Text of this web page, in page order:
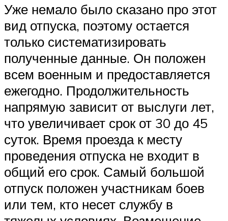
Уже немало было сказано про этот
вид отпуска, поэтому остается
только систематизировать
полученные данные. Он положен
всем военным и предоставляется
ежегодно. Продолжительность
напрямую зависит от выслуги лет,
что увеличивает срок от 30 до 45
суток. Время проезда к месту
проведения отпуска не входит в
общий его срок. Самый большой
отпуск положен участникам боев
или тем, кто несет службу в